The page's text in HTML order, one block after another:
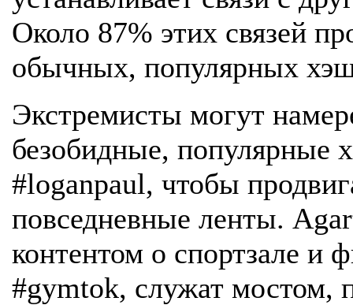
Около 87% этих связей
обычных, популярных
Экстремисты могут
безобидные, популярные
#loganpaul, чтобы
повседневные ленты.
контентом о спортзале и
#gymtok, служат мостом,